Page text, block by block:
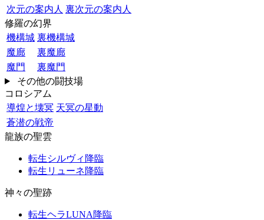
次元の案内人 裏次元の案内人
修羅の幻界
機構城 裏機構城
魔廊
裏魔廊
魔門
裏魔門
その他の闘技場
コロシアム
導煌と壊冥 天冥の星動
蒼潜の戦帝
龍族の聖雲
転生シルヴィ降臨
転生リューネ降臨
神々の聖跡
転生ヘラLUNA降臨